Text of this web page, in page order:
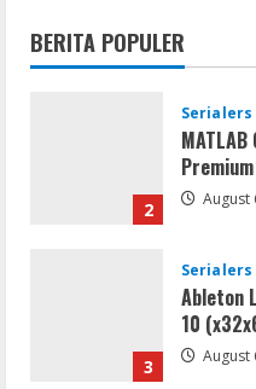
BERITA POPULER
1
2
Serialers
Premium
August
3
Serialers
Ableton
10
August